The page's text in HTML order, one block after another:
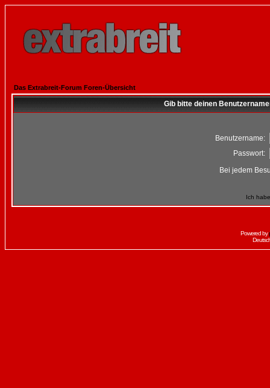
Das Extrabreit-Forum Foren-Übersicht
Gib bitte deinen
Benutzername:
Passwort:
Bei jedem
Ich
Powered by